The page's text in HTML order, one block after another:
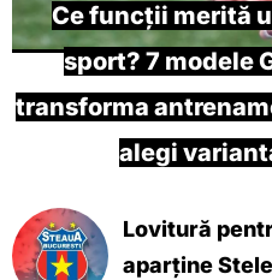
Ce funcții merită
sport? 7 modele
transforma
alegi
Lovitură
aparține